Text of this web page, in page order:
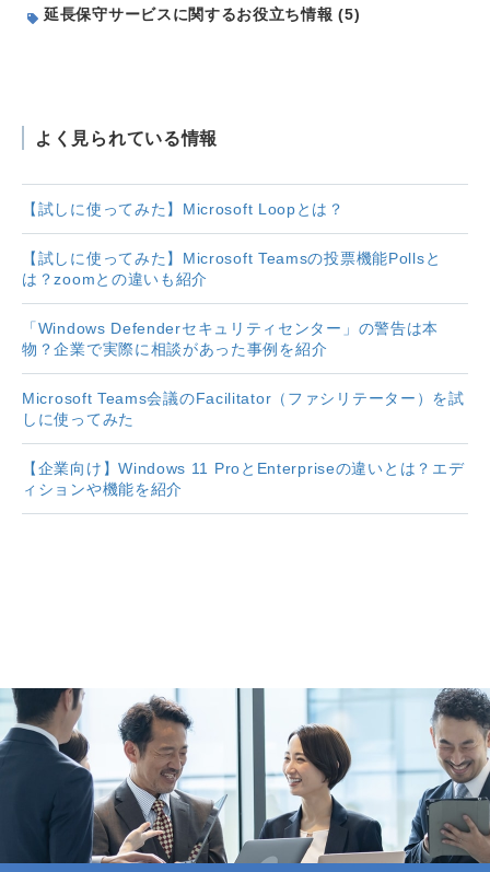
延長保守サービスに関するお役立ち情報 (5)
よく見られている情報
【試しに使ってみた】Microsoft Loopとは？
【試しに使ってみた】Microsoft Teamsの投票機能Pollsと
は？zoomとの違いも紹介
「Windows Defenderセキュリティセンター」の警告は本
物？企業で実際に相談があった事例を紹介
Microsoft Teams会議のFacilitator（ファシリテーター）を試
しに使ってみた
【企業向け】Windows 11 ProとEnterpriseの違いとは？エデ
ィションや機能を紹介